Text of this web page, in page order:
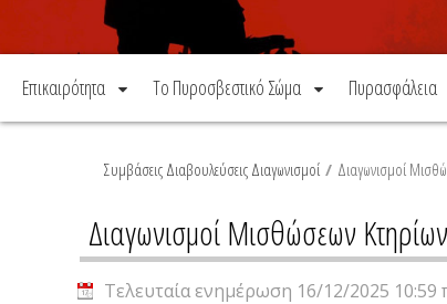
Επικαιρότητα Το Πυροσβεστικό Σώμα Πυρασφάλεια
Συμβάσεις Διαβουλεύσεις Διαγωνισμοί / Διαγωνισμοί
Διαγωνισμοί Μισθώσεων Κτηρίων
Τελευταία ενημέρωση 16/12/2025 10:59